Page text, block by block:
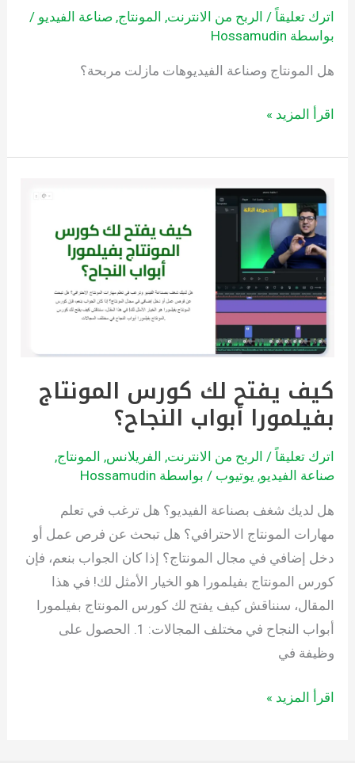
اترك تعليقاً / الربح من الانترنت, المونتاج,صناعة الفيديو /
بواسطة Hossamudin
هل المونتاج وصناعة الفيديوهات مازلت مربحة؟
اقرأ المزيد »
كيف يفتح لك كورس المونتاج
بفيلمورا أبواب النجاح؟
اترك تعليقاً / الربح من الانترنت, الفريلانس, المونتاج,
صناعة الفيديو, يوتيوب / بواسطة Hossamudin
هل لديك شغف بصناعة الفيديو؟ هل ترغب في تعلم
مهارات المونتاج الاحترافي؟ هل تبحث عن فرص عمل أو
دخل إضافي في مجال المونتاج؟ إذا كان الجواب بنعم، فإن
كورس المونتاج بفيلمورا هو الخيار الأمثل لك! في هذا
المقال، سنناقش كيف يفتح لك كورس المونتاج بفيلمورا
أبواب النجاح في مختلف المجالات: 1. الحصول على
وظيفة في
كيف
يفتح
لك
كورس
المونتاج
بفيلمورا
النجاح؟
اقرأ المزيد »